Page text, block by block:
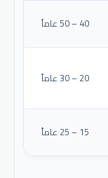
40 – 50 عاماً
20 – 30 عاماً
15 – 25 عاماً